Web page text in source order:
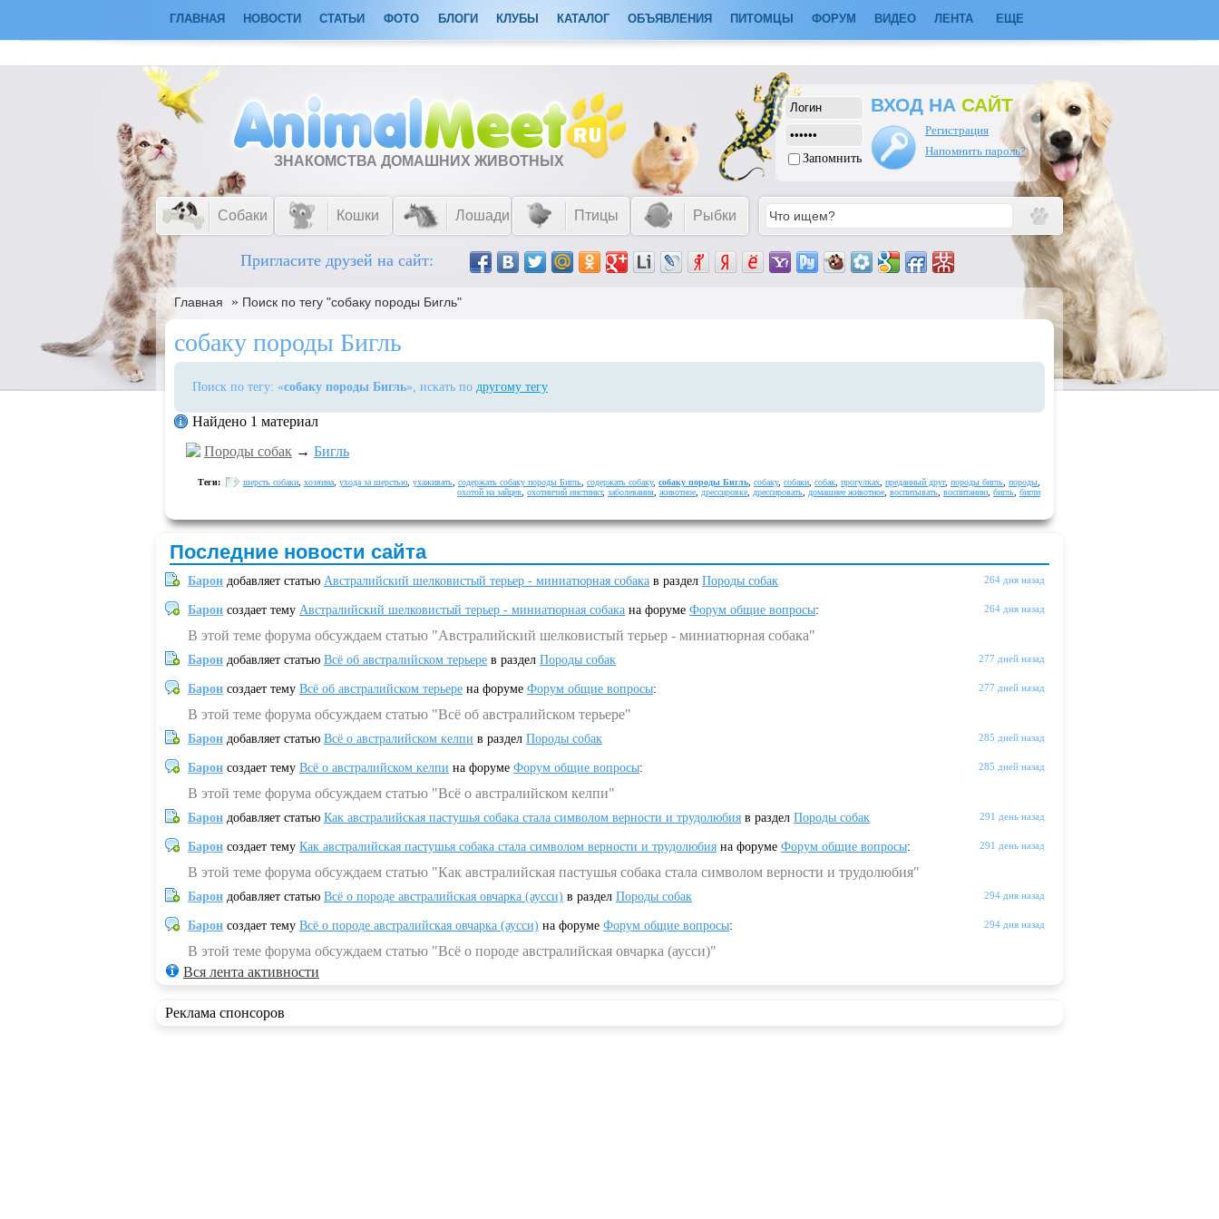
ГЛАВНАЯ НОВОСТИ СТАТЬИ ФОТО БЛОГИ КЛУБЫ КАТАЛОГ ОБЪЯВЛЕНИЯ ПИТОМЦЫ ФОРУМ ВИДЕО ЛЕНТА ЕЩЕ
ЗНАКОМСТВА ДОМАШНИХ ЖИВОТНЫХ Запомнить
ВХОД НА САЙТ
Регистрация
Напомнить пароль?
Собаки Кошки Лошади Птицы Рыбки
Пригласите друзей на сайт:
Главная » Поиск по тегу "собаку породы Бигль"
собаку породы Бигль
Поиск по тегу: «собаку породы Бигль», искать по другому тегу
Найдено 1 материал
Породы собак → Бигль
Теги: шерсть собаки хозяина ухода за шерстью ухаживать содержать собаку породы Бигль содержать собаку, собаку породы Бигль собаку, собаки собак прогулках преданный друг, породы бигль породы
охотой на зайцев охотничий инстинкт, заболевания животное дрессировке дрессировать домашнее животное воспитывать воспитанию бигль бигли
Последние новости сайта
264 дня назад
Барон добавляет статью Австралийский шелковистый терьер - миниатюрная собака в раздел Породы собак
264 дня назад
Барон создает тему Австралийский шелковистый терьер - миниатюрная собака на форуме Форум общие вопросы:
В этой теме форума обсуждаем статью "Австралийский шелковистый терьер - миниатюрная собака"
277 дней назад
Барон добавляет статью Всё об австралийском терьере в раздел Породы собак
277 дней назад
Барон создает тему Всё об австралийском терьере на форуме Форум общие вопросы:
В этой теме форума обсуждаем статью "Всё об австралийском терьере"
285 дней назад
Барон добавляет статью Всё о австралийском келпи в раздел Породы собак
285 дней назад
Барон создает тему Всё о австралийском келпи на форуме Форум общие вопросы:
В этой теме форума обсуждаем статью "Всё о австралийском келпи"
291 день назад
Барон добавляет статью Как австралийская пастушья собака стала символом верности и трудолюбия в раздел Породы собак
291 день назад
Барон создает тему Как австралийская пастушья собака стала символом верности и трудолюбия на форуме Форум общие вопросы:
В этой теме форума обсуждаем статью "Как австралийская пастушья собака стала символом верности и трудолюбия"
294 дня назад
Барон добавляет статью Всё о породе австралийская овчарка (аусси) в раздел Породы собак
294 дня назад
Барон создает тему Всё о породе австралийская овчарка (аусси) на форуме Форум общие вопросы:
В этой теме форума обсуждаем статью "Всё о породе австралийская овчарка (аусси)"
Вся лента активности
Реклама спонсоров